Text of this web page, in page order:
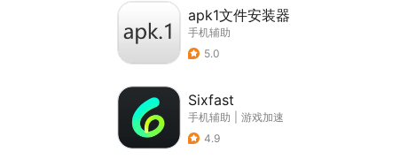
apk1文件安装器
手机辅助
5.0
Sixfast
手机辅助
游戏加速
4.9